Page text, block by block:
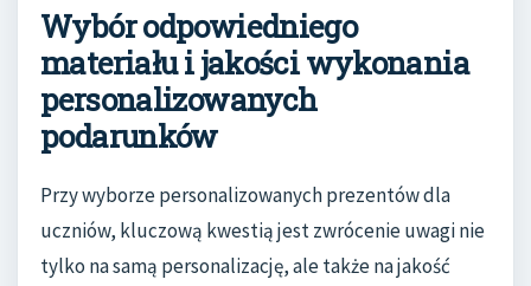
Wybór odpowiedniego
materiału i jakości wykonania
personalizowanych
podarunków
Przy wyborze personalizowanych prezentów dla
uczniów, kluczową kwestią jest zwrócenie uwagi nie
tylko na samą personalizację, ale także na jakość